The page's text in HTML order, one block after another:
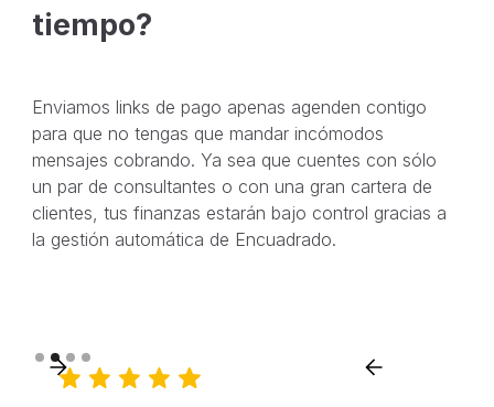
tiempo?
Enviamos links de pago apenas agenden contigo
para que no tengas que mandar incómodos
mensajes cobrando. Ya sea que cuentes con sólo
un par de consultantes o con una gran cartera de
clientes, tus finanzas estarán bajo control gracias a
la gestión automática de Encuadrado.